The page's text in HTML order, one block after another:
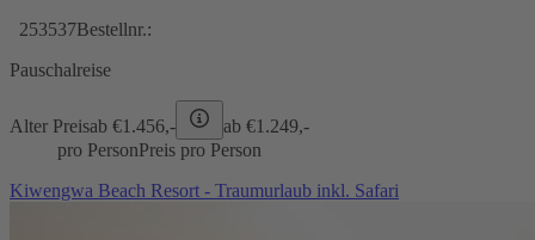
253537Bestellnr.:
Pauschalreise
Alter Preisab €1.456,- ab €1.249,-
pro PersonPreis pro Person
Kiwengwa Beach Resort - Traumurlaub inkl. Safari